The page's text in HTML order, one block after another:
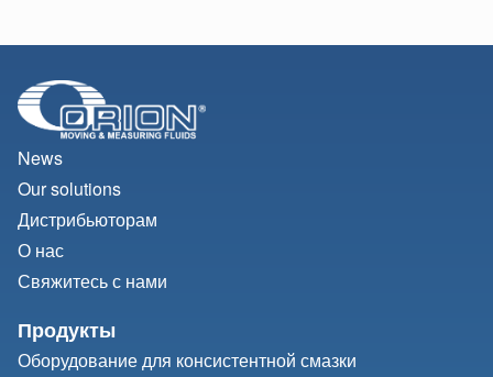
News
Our solutions
Дистрибьюторам
О нас
Свяжитесь с нами
Продукты
Оборудование для консистентной смазки